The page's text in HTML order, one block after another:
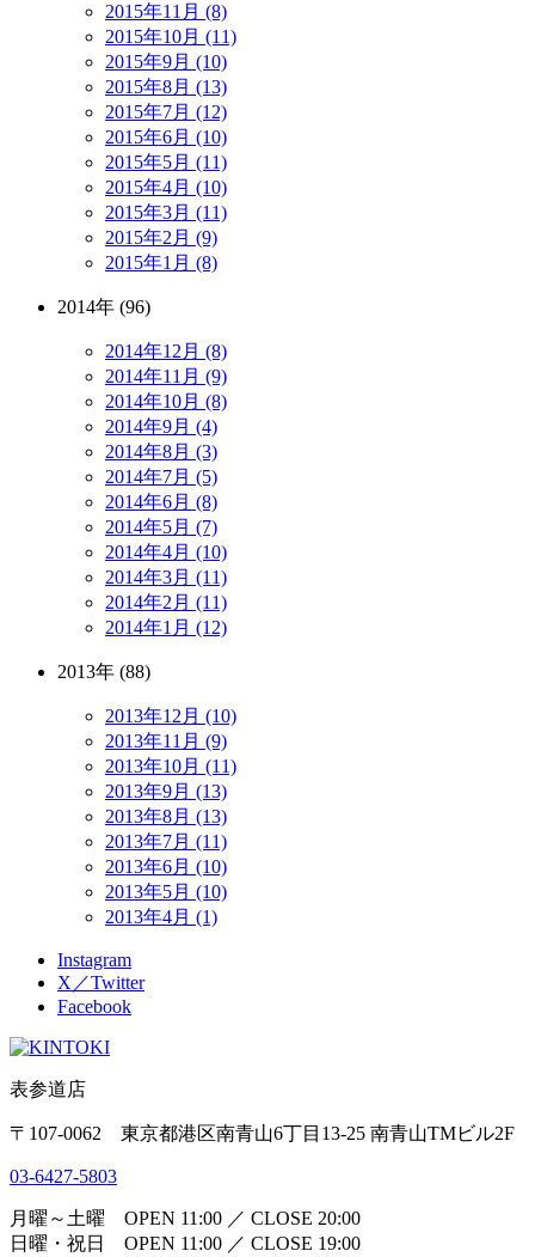
2015年11月 (8)
2015年10月 (11)
2015年9月 (10)
2015年8月 (13)
2015年7月 (12)
2015年6月 (10)
2015年5月 (11)
2015年4月 (10)
2015年3月 (11)
2015年2月 (9)
2015年1月 (8)
2014年 (96)
2014年12月 (8)
2014年11月 (9)
2014年10月 (8)
2014年9月 (4)
2014年8月 (3)
2014年7月 (5)
2014年6月 (8)
2014年5月 (7)
2014年4月 (10)
2014年3月 (11)
2014年2月 (11)
2014年1月 (12)
2013年 (88)
2013年12月 (10)
2013年11月 (9)
2013年10月 (11)
2013年9月 (13)
2013年8月 (13)
2013年7月 (11)
2013年6月 (10)
2013年5月 (10)
2013年4月 (1)
Instagram
X／Twitter
Facebook
表参道店
〒107-0062 東京都港区南青山6丁目13-25 南青山TMビル2F
03-6427-5803
月曜～土曜 OPEN 11:00 ／ CLOSE 20:00
日曜・祝日 OPEN 11:00 ／ CLOSE 19:00